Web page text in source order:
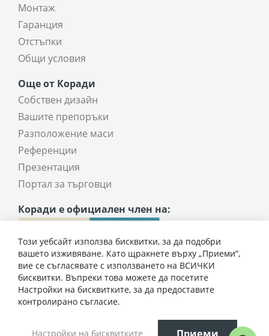
225,00 € / 440,06 лв.
Монтаж
Гаранция
Отстъпки
Общи условия
Още от Коради
Собствен дизайн
Вашите препоръки
Разположение маси
Референции
Презентация
Портал за търговци
Коради е официален член на:
Всички права запазени © 2025 coradi.bg
Този уебсайт използва бисквитки, за да подобри
вашето изживяване. Като щракнете върху „Приеми“,
вие се съгласявате с използването на ВСИЧКИ
бисквитки. Въпреки това можете да посетите
Настройки на бисквитките, за да предоставите
контролирано съгласие.
Настройки на бисквитките